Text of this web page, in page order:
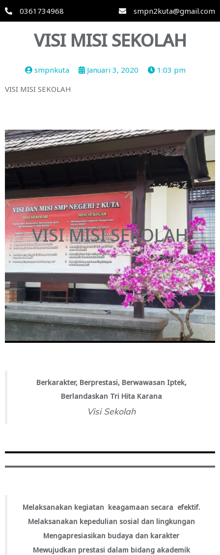
0361734968 smpn2kuta@gmail.com
VISI MISI SEKOLAH
smpnkuta Januari 3, 2020
1:03 pm
VISI MISI SEKOLAH
VISI MISI SEKOLAH
Berkarakter, Berprestasi, Berwawasan Iptek,
Berlandaskan Tri Hita Karana
Visi Sekolah
Melaksanakan kegiatan keagamaan secara efektif.
Melaksanakan kepedulian sosial dan lingkungan
Mengapresiasikan budaya dan karakter
Mewujudkan prestasi dalam bidang akademik